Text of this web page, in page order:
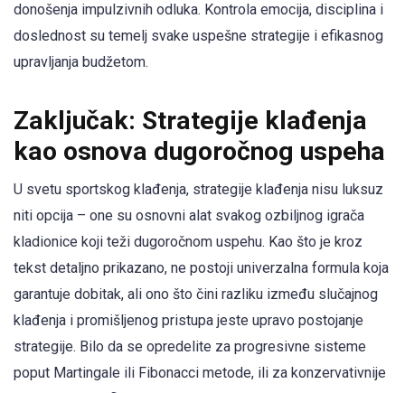
donošenja impulzivnih odluka. Kontrola emocija, disciplina i
doslednost su temelj svake uspešne strategije i efikasnog
upravljanja budžetom.
Zaključak: Strategije klađenja
kao osnova dugoročnog uspeha
U svetu sportskog klađenja, strategije klađenja nisu luksuz
niti opcija – one su osnovni alat svakog ozbiljnog igrača
kladionice koji teži dugoročnom uspehu. Kao što je kroz
tekst detaljno prikazano, ne postoji univerzalna formula koja
garantuje dobitak, ali ono što čini razliku između slučajnog
klađenja i promišljenog pristupa jeste upravo postojanje
strategije. Bilo da se opredelite za progresivne sisteme
poput Martingale ili Fibonacci metode, ili za konzervativnije